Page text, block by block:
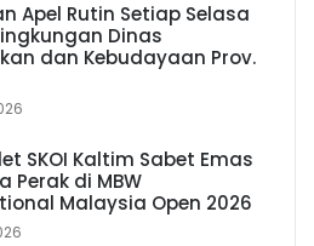
Apel Rutin Setiap Selasa
Dinas
dan Kebudayaan Prov.
SKOI Kaltim Sabet Emas
Perak di MBW
Malaysia Open 2026